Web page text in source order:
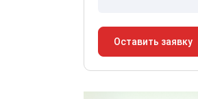
Оставить заявку